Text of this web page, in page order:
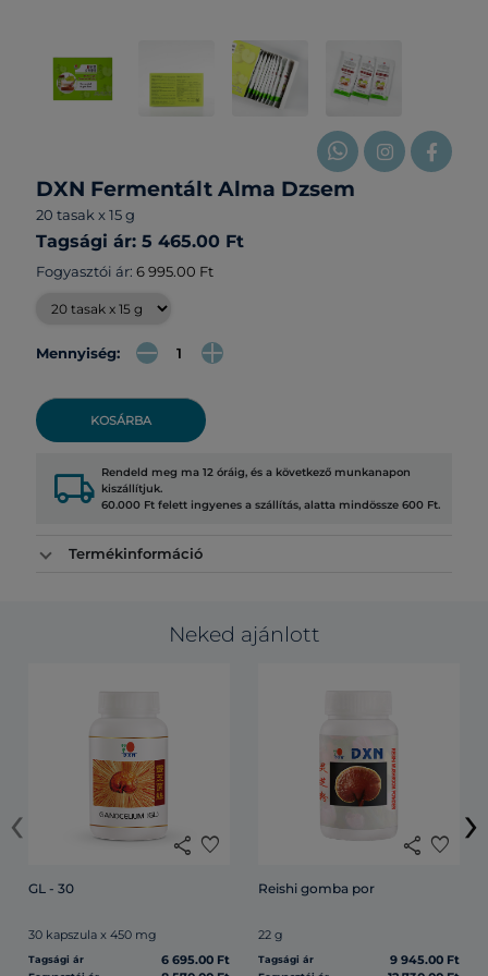
DXN Fermentált Alma Dzsem
20 tasak x 15 g
Tagsági ár: 5 465.00 Ft
Fogyasztói ár: 6 995.00 Ft
Mennyiség:
KOSÁRBA
local_shipping Rendeld meg ma 12 óráig, és a következő munkanapon
kiszállítjuk.
60.000 Ft felett ingyenes a szállítás, alatta mindössze 600 Ft.
Termékinformáció
Neked ajánlott
share favorite
GL - 30
30 kapszula x 450 mg
Tagsági ár 6 695.00 Ft
share favorite
Reishi gomba por
22 g
Tagsági ár 9 945.00 Ft
‹ ›